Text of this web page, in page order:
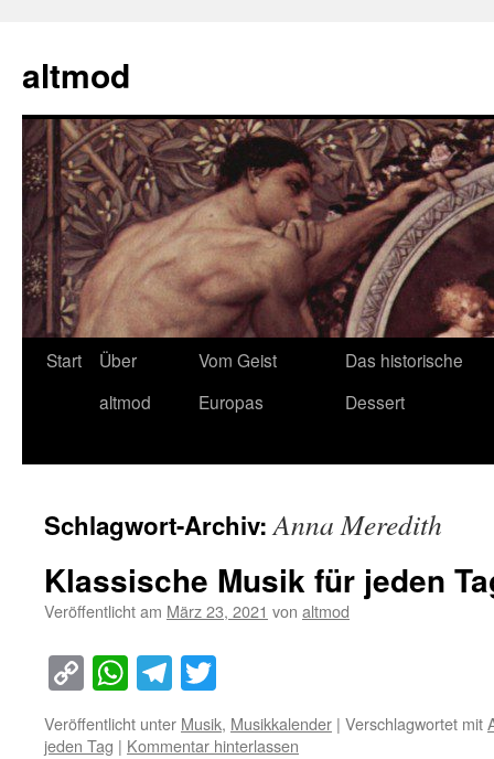
springen
altmod
Start
Über
altmod
Vom Geist
Europas
Das historische
Dessert
Schlagwort-Archiv:Anna Meredith
Klassische Musik für jeden
Veröffentlicht am März 23, 2021 von altmod
Copy
Link
WhatsApp
Telegram
Veröffentlicht unter Musik, Musikkalender | Verschlagwortet mit
jeden Tag | Kommentar hinterlassen